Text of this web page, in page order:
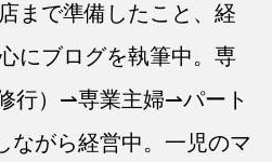
まで準備したこと、経
にブログを執筆中。専
行）⇀専業主婦⇀パート
がら経営中。一児のマ